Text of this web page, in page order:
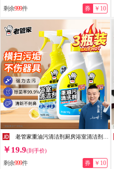
剩余999件 券 ￥10
￥19.9(到手价)
剩余999件 券 ￥10